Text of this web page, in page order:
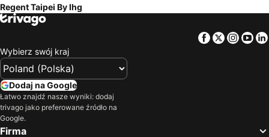
Regent Taipei By Ihg
Facebook
Twitter
Wybierz swój kraj
Dodaj na Google
Łatwo znajdź nasze wyniki: dodaj
trivago jako preferowane źródło na
Google.
Firma